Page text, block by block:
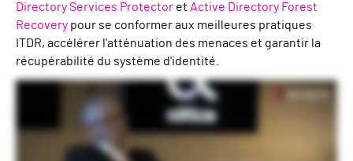
Directory Services Protector et Active Directory Forest
Recovery pour se conformer aux meilleures pratiques
ITDR, accélérer l'atténuation des menaces et garantir la
récupérabilité du système d'identité.
Intervenants : Jose Alegria, Chief Security Officer d'Altice Portugal ; Pedro Inacio, Head of Cyber Security and Privacy d'Altice Portugal Altice Portugal est la cinquième plus grande
personnes, ce qui est très important pour la taille de l'Active Directory, car chacun d'entre eux possède un compte. Active Directory est très important parce que nous l'utilisons
comme principal écosystème pour l'authentification. Nous n'avons pas de produit propre, comme Okta ou Ping Identity, pour fournir l'authentification aux utilisateurs. Nous avons
compris que nous avions beaucoup de lacunes parce qu'Altice Portugal est le résultat d'un grand nombre de fusions et d'acquisitions, de différentes entreprises, de différents
écosystèmes Active Directory, avec différents niveaux de maturité, et notre défi est de les mettre tous au même niveau. Mon souci n'est pas d'être attaqué, car nous subissons des
attaques tous les jours. Ce qui me préoccupe, c'est que l'une de ces attaques devienne catastrophique. Mais il est important pour un RSSI de comprendre quels types d'attaques.
Pour un opérateur, le premier est le ransomware, derrière lequel se cache généralement quelqu'un qui a volé des informations d'identification pour permettre l'attaque. Le
deuxième niveau est l'espionnage. Il s'agit d'attaquer l'opérateur pour atteindre l'un de ses employés. Le troisième niveau est la fraude. La fraude en termes de service de
télécommunication. Mais le plus important, celui qui me fait perdre le sommeil la nuit, c'est le ransomware ou le wipeware, selon ce qui fonctionne. C'est la raison pour laquelle vous
devez vous assurer que vos infrastructures critiques, comme Active Directory, sont totalement sécurisées et résilientes. Nous avons décidé d'investir dans une technologie qui,
sauvegarde normal. Je peux donc récupérer les sauvegardes de Semperis directement en quelques heures. Notre principale préoccupation était de gérer le nombre considérable
d'événements produits par l'écosystème Microsoft Active Directory. Il était assez difficile de planifier des cas d'utilisation pour détecter des attaques ou des situations